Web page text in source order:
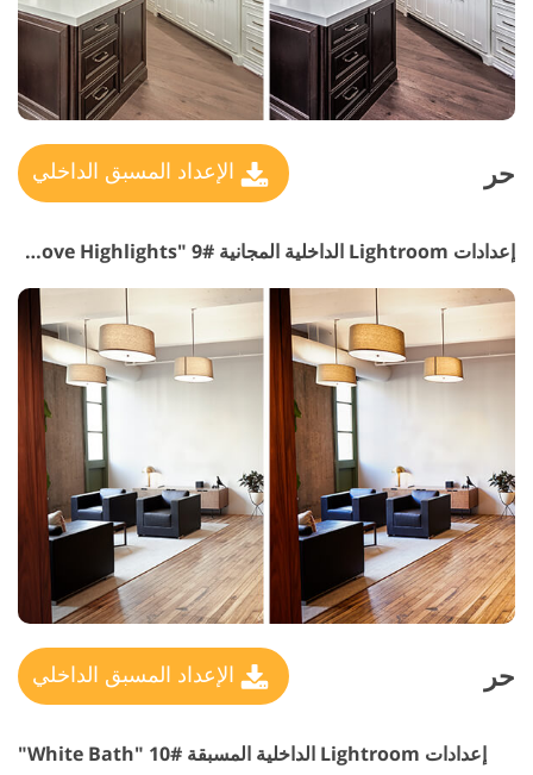
حر الإعداد المسبق الداخلي
إعدادات Lightroom الداخلية المجانية #9 "Remove Highlights"
حر الإعداد المسبق الداخلي
إعدادات Lightroom الداخلية المسبقة #10 "White Bath"